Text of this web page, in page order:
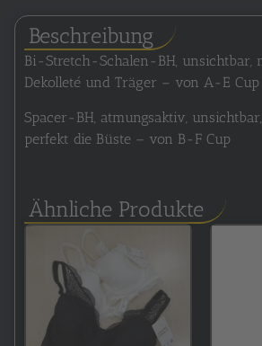
Beschreibung
Bi-Stretch-Schalen-BH, unsichtbar,
Dekolleté und Träger – von A-E Cup
Spacer-BH, atmungsaktiv,
perfekt die Büste – von B-F Cup
Ähnliche Produkte